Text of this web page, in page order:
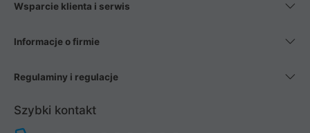
Wsparcie klienta i serwis
Informacje o firmie
Regulaminy i regulacje
Szybki kontakt